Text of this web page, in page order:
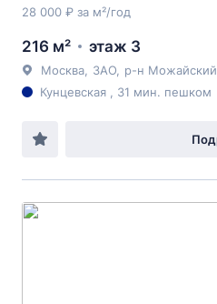
28 000 ₽ за м²/год
216 м² этаж 3
Москва ЗАО р-н Можайский
Кунцевская , 31 мин. пешком